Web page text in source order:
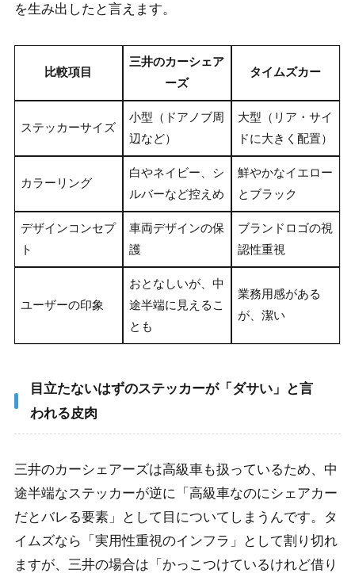
を生み出したと言えます。
比較項目
三井のカーシェア
ーズ
タイムズカー
ステッカーサイズ
小型（ドアノブ周
辺など）
大型（リア・サイ
ドに大きく配置）
カラーリング
白やネイビー、シ
ルバーなど控えめ
鮮やかなイエロー
とブラック
デザインコンセプ
ト
車両デザインの保
護
ブランドロゴの視
認性重視
ユーザーの印象
おとなしいが、中
途半端に見えるこ
とも
業務用感がある
が、潔い
目立たないはずのステッカーが「ダサい」と言
われる皮肉
三井のカーシェアーズは高級車も扱っているため、中
途半端なステッカーが逆に「高級車なのにシェアカー
だとバレる要素」として目についてしまうんです。タ
イムズなら「実用性重視のインフラ」として割り切れ
ますが、三井の場合は「かっこつけているけれど借り